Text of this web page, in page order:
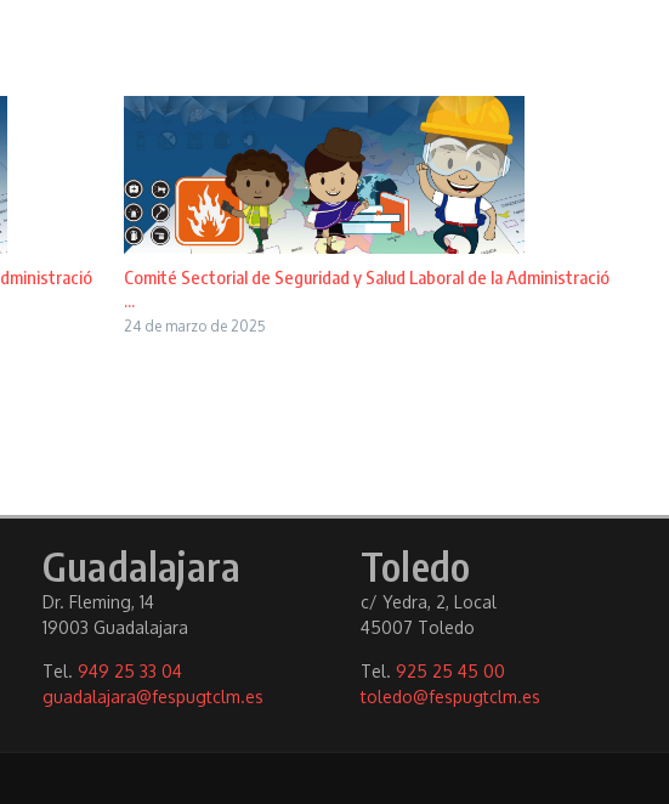
Comité Sectorial de Seguridad y Salud Laboral de la Administració
...
24 de marzo de 2025
Guadalajara
Dr. Fleming, 14
19003 Guadalajara
Tel. 949 25 33 04
guadalajara@fespugtclm.es
Toledo
c/ Yedra, 2, Local
45007 Toledo
Tel. 925 25 45 00
toledo@fespugtclm.es